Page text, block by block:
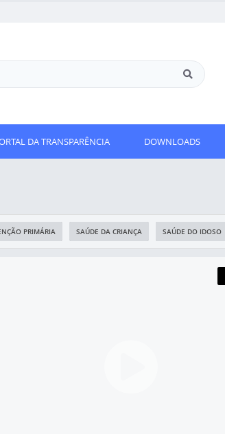
DA TRANSPARÊNCIA DOWNLOADS
PRIMÁRIA SAÚDE DA CRIANÇA SAÚDE DO IDOSO